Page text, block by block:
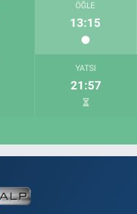
ÖĞLE
13:15
YATSI
21:57